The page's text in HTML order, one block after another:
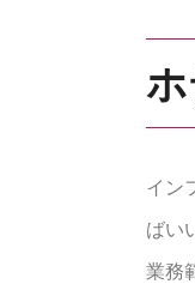
イン
ばい
業務